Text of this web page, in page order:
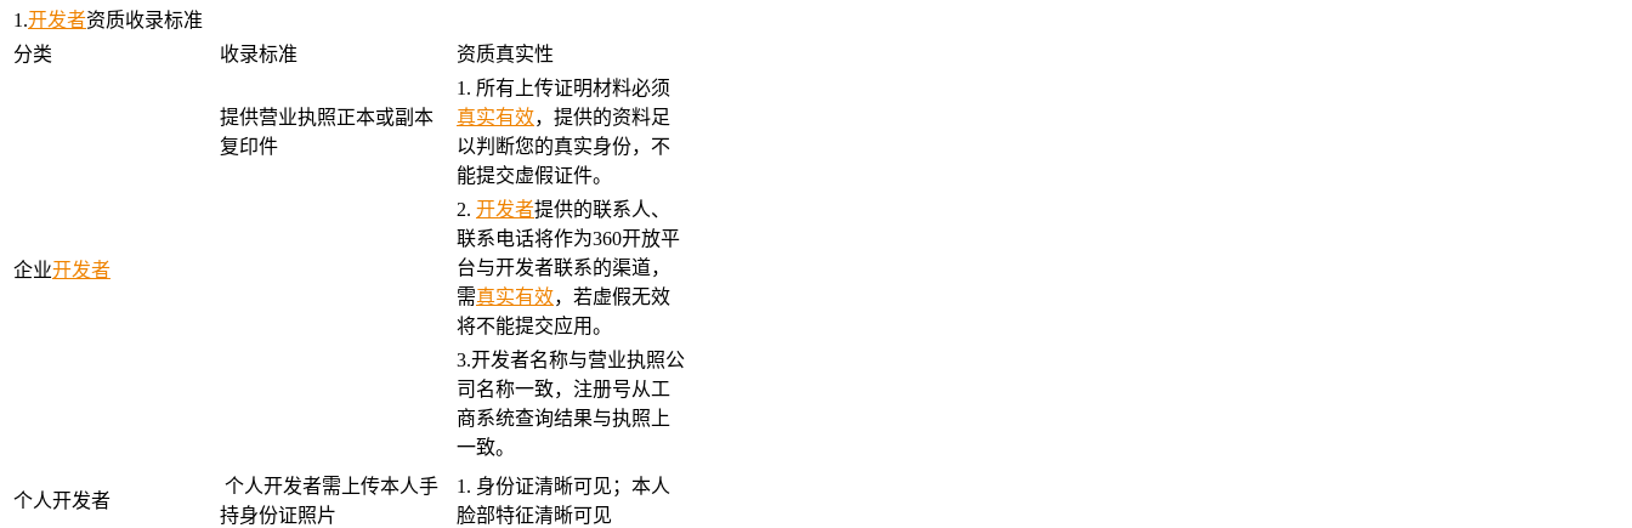
1.开发者资质收录标准
分类
收录标准 资质真实性
企业开发者
提供营业执照正本或副本
复印件
1. 所有上传证明材料必须
真实有效，提供的资料足
以判断您的真实身份，不
能提交虚假证件。
2. 开发者提供的联系人、
联系电话将作为360开放平
台与开发者联系的渠道，
需真实有效，若虚假无效
将不能提交应用。
3.开发者名称与营业执照公
司名称一致，注册号从工
商系统查询结果与执照上
一致。
个人开发者
个人开发者需上传本人手
持身份证照片
1. 身份证清晰可见；本人
脸部特征清晰可见